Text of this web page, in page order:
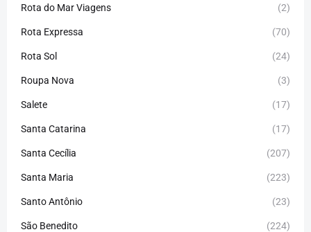
Rota do Mar Viagens (2)
Rota Expressa (70)
Rota Sol (24)
Roupa Nova (3)
Salete (17)
Santa Catarina (17)
Santa Cecília (207)
Santa Maria (223)
Santo Antônio (23)
São Benedito (224)